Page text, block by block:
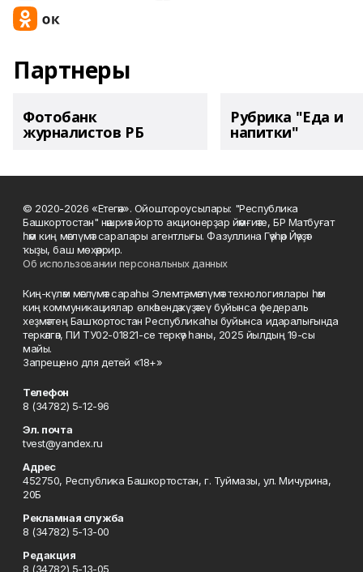
Партнеры
Фотобанк
журналистов РБ
Рубрика "Еда и
напитки"
© 2020-2026 «Етегән». Ойоштороусылары: "Республика
Башкортостан" нәшриәт йорто акционерҙар йәмғиәте, БР Матбуғат
һәм киң мәғлүмәт саралары агентлығы. Фазуллина Гәүһәр Йәүҙәт
ҡыҙы, баш мөхәррир.
Об использовании персональных данных
Киң-күләм мәғлүмәт сараһы Элемтә, мәғлүмәт технологиялары һәм
киң коммуникациялар өлкәһендә күҙәтеү буйынса федераль
хеҙмәттең Башҡортостан Республикаһы буйынса идаралығында
теркәлгән, ПИ ТУ02-01821-се теркәү һаны, 2025 йылдың 19-сы
майы.
Запрещено для детей «18+»
Телефон
8 (34782) 5-12-96
Эл. почта
tvest@yandex.ru
Адрес
452750, Республика Башкортостан, г. Туймазы, ул. Мичурина,
20Б
Рекламная служба
8 (34782) 5-13-00
Редакция
8 (34782) 5-13-05